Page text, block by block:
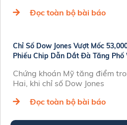
Đọc toàn bộ bài báo
Chỉ Số Dow Jones Vượt Mốc
Phiếu Chip Dẫn Dắt Đà Tăng Phố
Chứng khoán Mỹ tăng điểm
Hai, khi chỉ số Dow Jones
Đọc toàn bộ bài báo